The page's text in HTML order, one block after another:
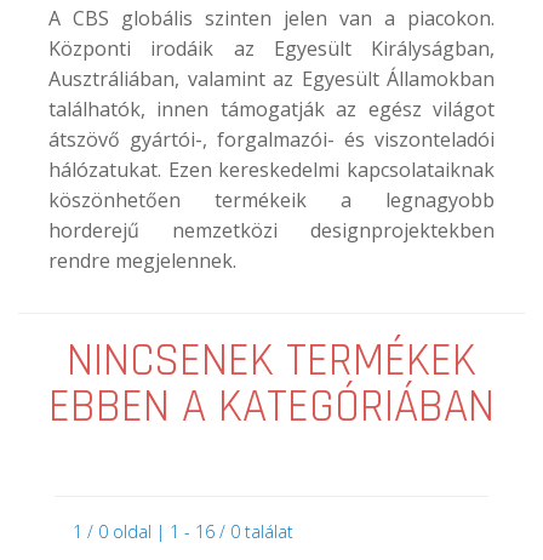
A CBS globális szinten jelen van a piacokon.
Központi irodáik az Egyesült Királyságban,
Ausztráliában, valamint az Egyesült Államokban
találhatók, innen támogatják az egész világot
átszövő gyártói-, forgalmazói- és viszonteladói
hálózatukat. Ezen kereskedelmi kapcsolataiknak
köszönhetően termékeik a legnagyobb
horderejű nemzetközi designprojektekben
rendre megjelennek.
NINCSENEK TERMÉKEK
EBBEN A KATEGÓRIÁBAN
1 / 0 oldal | 1 - 16 / 0 találat